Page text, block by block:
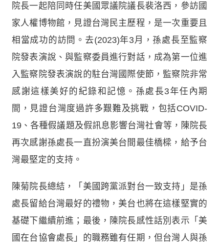
院長一起陪同時任美國眾議院議長裴洛西，參訪國
家人權博物館，見證台灣民主歷程，是一次重要且
相當成功的訪問。去(2023)年3月，孫處長至監察
院發表演說、與監察委員進行對話，成為第一位進
入監察院發表演說的駐台灣國際使節，監察院非常
感謝這樣美好的紀錄和記憶。孫處長3年任內期
間，見證台灣度過許多艱難及挑戰，包括COVID-
19、各種假議題及假訊息影響台灣社會等，陳院長
再次感謝孫處長一直扮演美台間最佳橋樑，給予台
灣最堅定的支持。
陳菊院長總結，「美國跨黨派對台一致支持」是孫
處長留給台灣最好的禮物，美台也將在這樣堅實的
基礎下繼續前進；最後，陳院長感性話別表示「美
國在台協會處長」的職務雖有任期，但台灣人與孫